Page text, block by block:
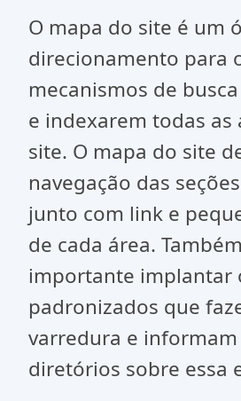
O mapa do site é um
direcionamento para
mecanismos de
e indexarem todas as
site. O mapa do site
navegação das
junto com link e
de cada área.
importante implantar
padronizados que
varredura e informam
diretórios sobre essa